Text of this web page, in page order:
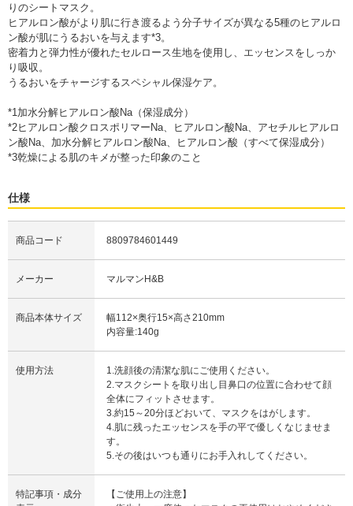
りのシートマスク。
ヒアルロン酸がより肌に行き渡るよう分子サイズが異なる5種のヒアルロ
ン酸が肌にうるおいを与えます*3。
密着力と弾力性が優れたセルロース生地を使用し、エッセンスをしっか
り吸収。
うるおいをチャージするスペシャル保湿ケア。
*1加水分解ヒアルロン酸Na（保湿成分）
*2ヒアルロン酸クロスポリマーNa、ヒアルロン酸Na、アセチルヒアルロ
ン酸Na、加水分解ヒアルロン酸Na、ヒアルロン酸（すべて保湿成分）
*3乾燥による肌のキメが整った印象のこと
仕様
商品コード 8809784601449
メーカー マルマンH&B
商品本体サイズ
幅112×奥行15×高さ210mm
内容量:140g
使用方法
1.洗顔後の清潔な肌にご使用ください。
2.マスクシートを取り出し目鼻口の位置に合わせて顔
全体にフィットさせます。
3.約15～20分ほどおいて、マスクをはがします。
4.肌に残ったエッセンスを手の平で優しくなじませま
す。
5.その後はいつも通りにお手入れしてください。
特記事項・成分
【ご使用上の注意】